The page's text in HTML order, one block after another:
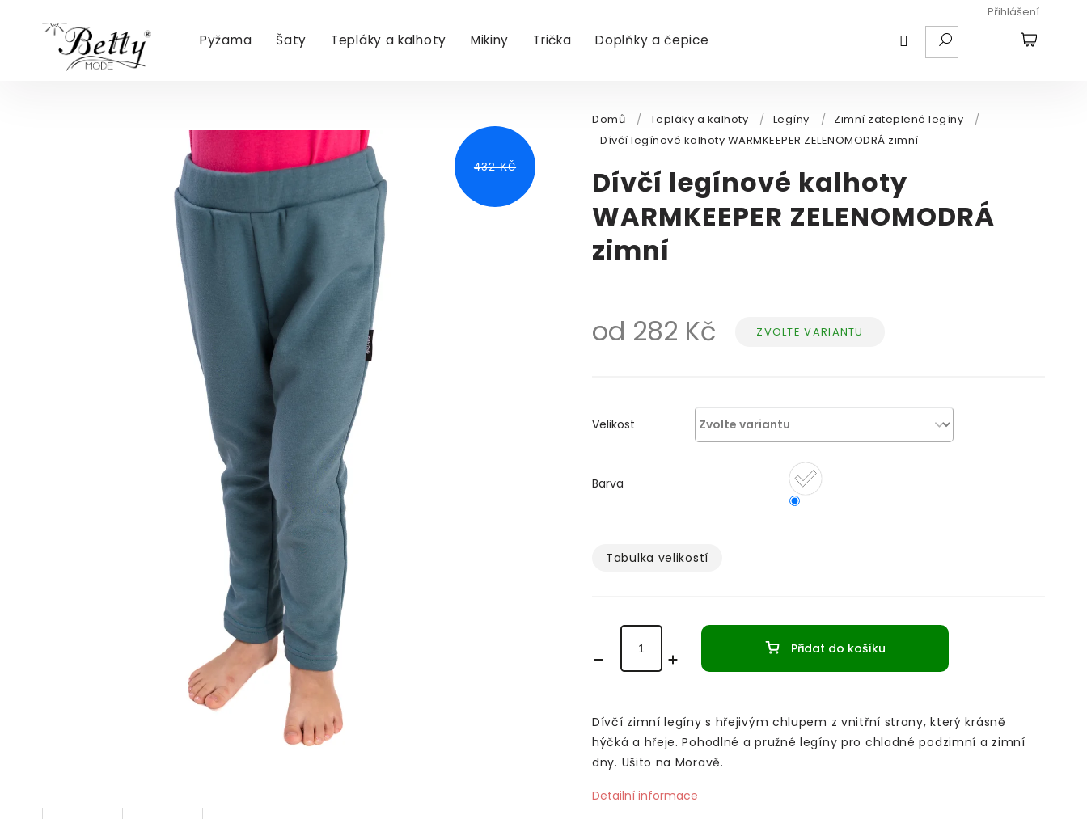
Přihlášení
HLEDAT
NÁKUPNÍ
Pyžama Šaty Tepláky a kalhoty Mikiny Trička Doplňky a čepice
432 KČ
Domů / Tepláky a kalhoty / Legíny / Zimní zateplené legíny
/
Dívčí legínové kalhoty WARMKEEPER ZELENOMODRÁ zimní
Dívčí legínové kalhoty
WARMKEEPER ZELENOMODRÁ
zimní
od 282 Kč Měrná
ZVOLTE VARIANTU
Velikost
Barva
Tabulka velikostí­
Přidat do košíku
Dívčí zimní legíny s hřejivým chlupem z vnitřní strany, který krásně
hýčká a hřeje. Pohodlné a pružné legíny pro chladné podzimní a zimní
dny. Ušito na Moravě.
Detailní informace